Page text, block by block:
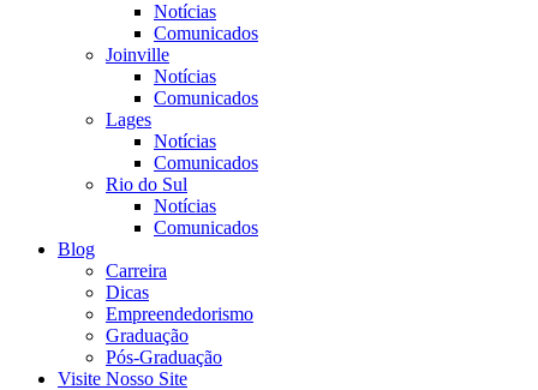
Notícias
Comunicados
Joinville
Notícias
Comunicados
Lages
Notícias
Comunicados
Rio do Sul
Notícias
Comunicados
Blog
Carreira
Dicas
Empreendedorismo
Graduação
Pós-Graduação
Visite Nosso Site